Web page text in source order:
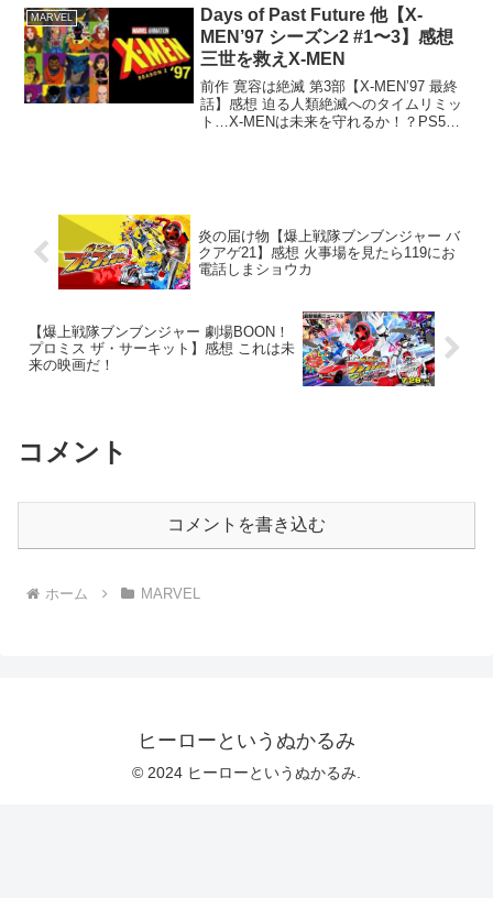
変わった風味の最新MCUドラマが1〜8話
まで一挙配信...
MARVEL
Days of Past Future 他【X-
MEN’97 シーズン2 #1〜3】感想
三世を救えX-MEN
前作 寛容は絶滅 第3部【X-MEN’97 最終
話】感想 迫る人類絶滅へのタイムリミッ
ト…X-MENは未来を守れるか！？PS5版
炎の届け物【爆上戦隊ブンブンジャー バ
クアゲ21】感想 火事場を見たら119にお
電話しまショウカ
【爆上戦隊ブンブンジャー 劇場BOON！
プロミス ザ・サーキット】感想 これは未
来の映画だ！
コメント
コメントを書き込む
ホーム MARVEL
ヒーローというぬかるみ
© 2024 ヒーローというぬかるみ.